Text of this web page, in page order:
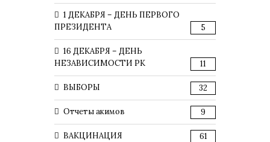
1 ДЕКАБРЯ – ДЕНЬ ПЕРВОГО
ПРЕЗИДЕНТА
5
16 ДЕКАБРЯ – ДЕНЬ
НЕЗАВИСИМОСТИ РК
11
ВЫБОРЫ 32
Отчеты акимов 9
ВАКЦИНАЦИЯ 61